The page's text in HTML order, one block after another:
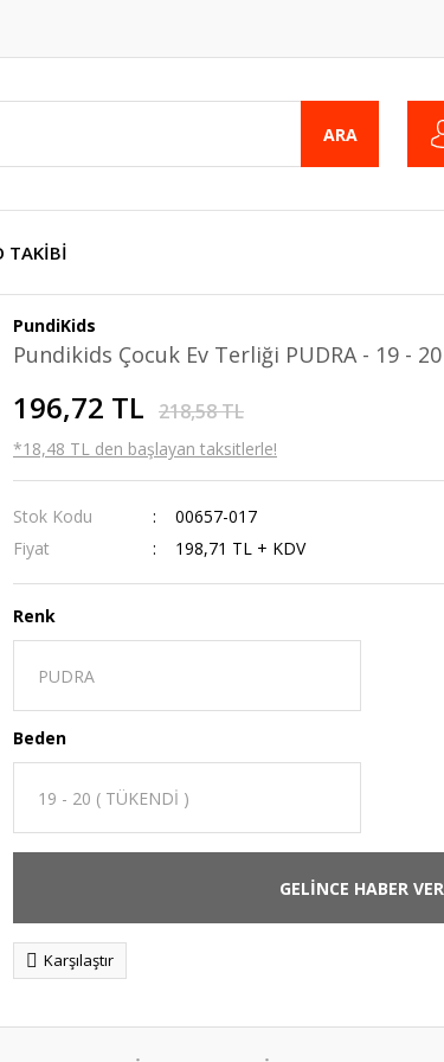
ARA
TAKİBİ
PundiKids
Pundikids Çocuk Ev Terliği PUDRA - 19 - 20
196,72 TL 218,58 TL
*18,48 TL den başlayan taksitlerle!
Stok Kodu
00657-017
Fiyat
198,71 TL + KDV
Renk
Beden
GELİNCE HABER VER
Karşılaştır